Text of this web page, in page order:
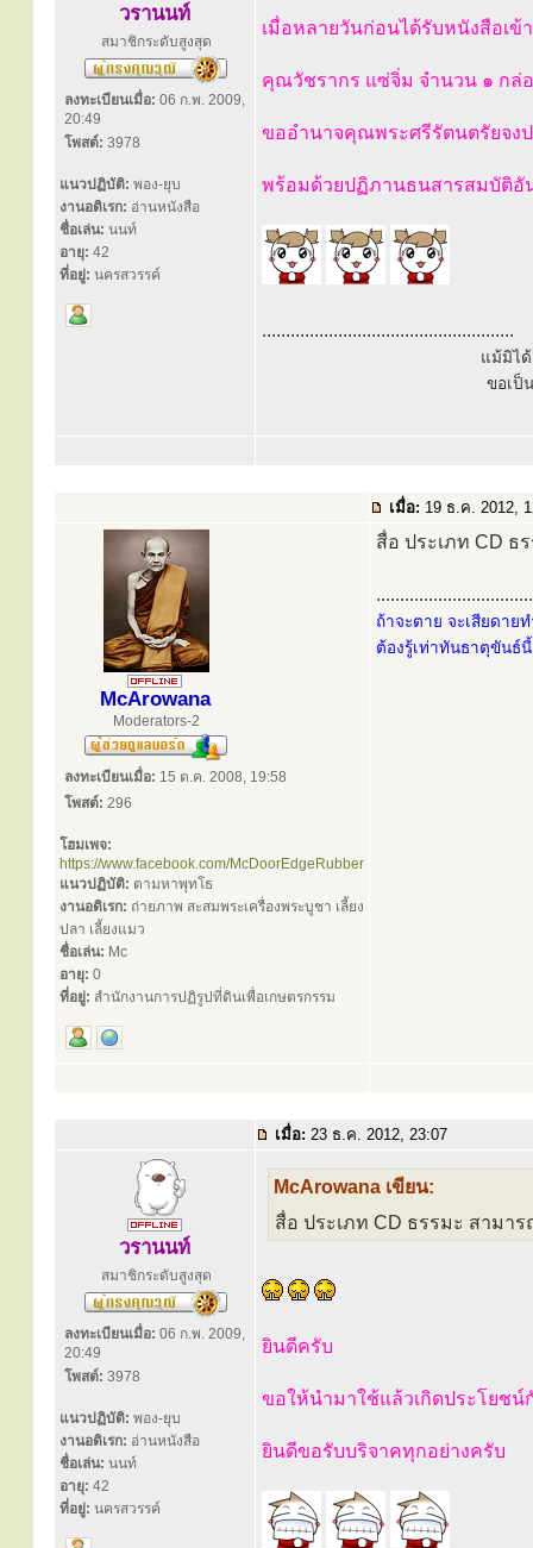
วรานนท์
สมาชิกระดับสูงสุด
ลงทะเบียนเมื่อ: 06 ก.พ. 2009,
20:49
โพสต์: 3978
แนวปฏิบัติ: พอง-ยุบ
งานอดิเรก: อ่านหนังสือ
ชื่อเล่น: นนท์
อายุ: 42
ที่อยู่: นครสวรรค์
เมื่อหลายวันก่อนได้รับหนังสือเข้
คุณวัชรากร แซ่จิ่ม จำนวน ๑ กล่
ขออำนาจคุณพระศรีรัตนตรัยจง
พร้อมด้วยปฏิภานธนสารสมบัติอั
.....................................................
แม้มิได้
ขอเป็
เมื่อ: 19 ธ.ค. 2012,
McArowana
Moderators-2
ลงทะเบียนเมื่อ: 15 ต.ค. 2008, 19:58
โพสต์: 296
โฮมเพจ:
https://www.facebook.com/McDoorEdgeRubber
แนวปฏิบัติ: ตามหาพุทโธ
งานอดิเรก: ถ่ายภาพ สะสมพระเครื่องพระบูชา เลี้ยง
ปลา เลี้ยงแมว
ชื่อเล่น: Mc
อายุ: 0
ที่อยู่: สำนักงานการปฏิรูปที่ดินเพื่อเกษตรกรรม
สื่อ ประเภท CD ธ
ถ้าจะตาย จะเสียดาย
ต้องรู้เท่าทันธาตุขันธ์
เมื่อ: 23 ธ.ค. 2012, 23:07
วรานนท์
สมาชิกระดับสูงสุด
ลงทะเบียนเมื่อ: 06 ก.พ. 2009,
20:49
โพสต์: 3978
แนวปฏิบัติ: พอง-ยุบ
งานอดิเรก: อ่านหนังสือ
ชื่อเล่น: นนท์
อายุ: 42
ที่อยู่: นครสวรรค์
McArowana เขียน:
สื่อ ประเภท CD ธรรมะ สามา
ยินดีครับ
ขอให้นำมาใช้แล้วเกิดประโยชน์
ยินดีขอรับบริจาคทุกอย่างครับ